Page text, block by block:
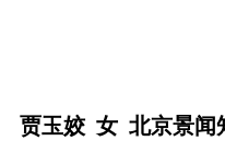
贾玉姣 女 北京景闻